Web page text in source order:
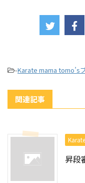
-Karate mama tomo’s
関連記事
昇段